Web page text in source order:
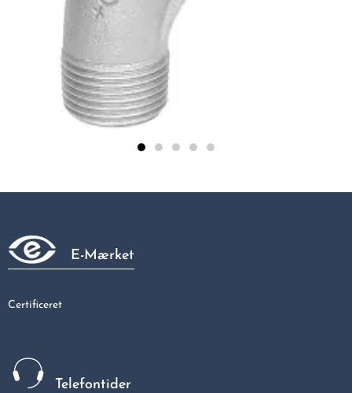
46,56 kr
E-Mærket
Certificeret
Telefontider